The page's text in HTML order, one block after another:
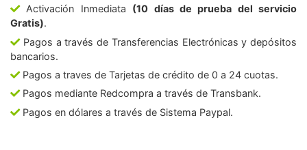
Activación Inmediata (10 días de prueba del servicio
Gratis).
Pagos a través de Transferencias Electrónicas y depósitos
bancarios.
Pagos a traves de Tarjetas de crédito de 0 a 24 cuotas.
Pagos mediante Redcompra a través de Transbank.
Pagos en dólares a través de Sistema Paypal.